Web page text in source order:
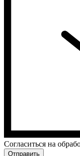
Cогласиться на
Отправить